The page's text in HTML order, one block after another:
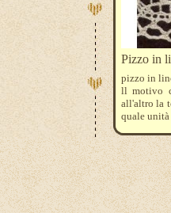
Pizzo in
pizzo in
ll motivo
all'altro la
quale